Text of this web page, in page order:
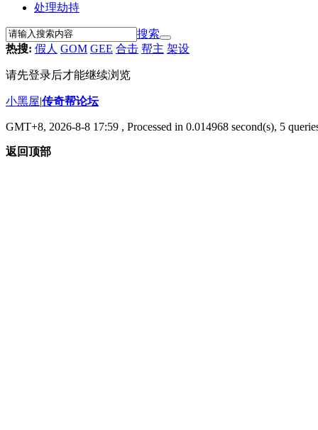
处理劫持
搜索
热搜: 假人 GOM GEE 合击 帮主 架设
请先登录后才能继续浏览
小黑屋|传奇帮论坛
GMT+8, 2026-8-8 17:59 , Processed in 0.014968 second(s), 5
返回顶部